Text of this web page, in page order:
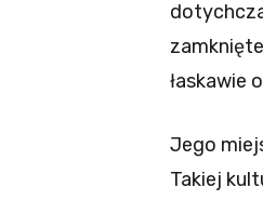
łaskawie
Jego
Takiej